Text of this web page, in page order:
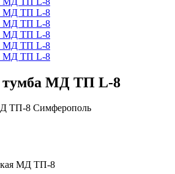
тумба МД ТП L-8
ТП-8 Симферополь
МД ТП-8